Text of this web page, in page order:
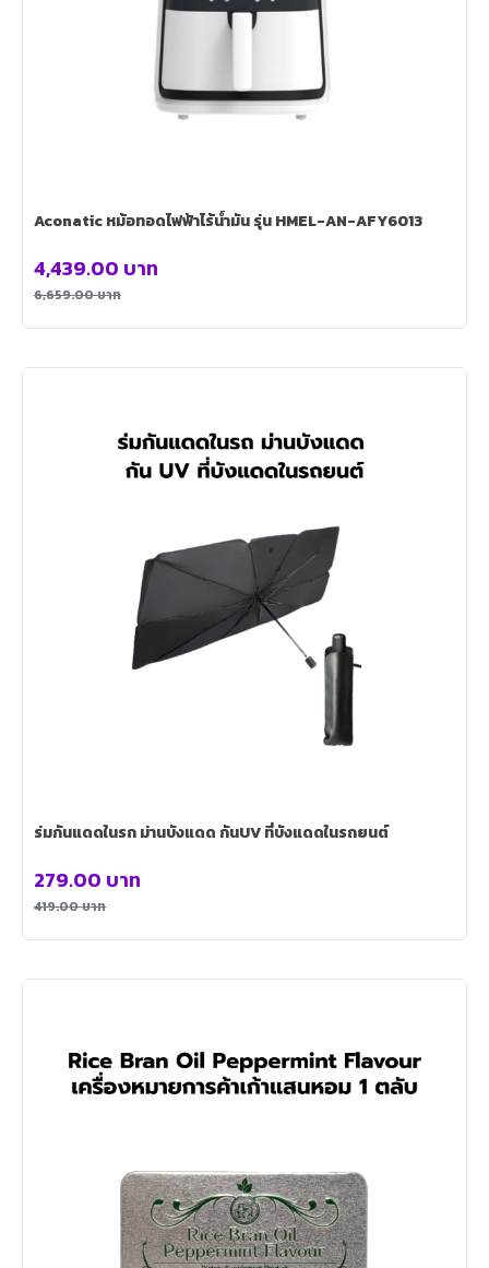
Aconatic หม้อทอดไฟฟ้าไร้น้ำมัน รุ่น HMEL-AN-AFY6013
6,659.00บาท
4,439.00 บาท
ร่มกันแดดในรถ ม่านบังแดด กันUV ที่บังแดดในรถยนต์
419.00บาท
279.00 บาท